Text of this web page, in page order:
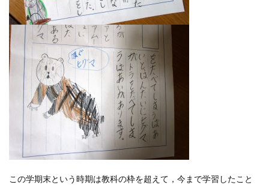
この学期末という時期は教科の枠を超えて，今まで学習したこと